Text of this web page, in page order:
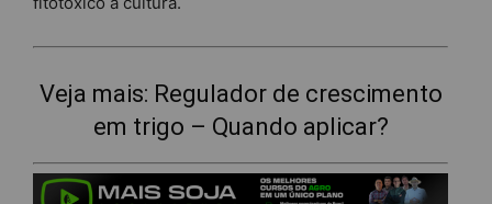
Veja mais: Regulador de crescimento
em trigo – Quando aplicar?